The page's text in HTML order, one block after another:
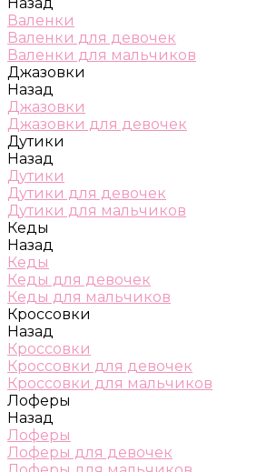
Валенки
Валенки для девочек
Валенки для мальчиков
Джазовки
Назад
Джазовки
Джазовки для девочек
Дутики
Назад
Дутики
Дутики для девочек
Дутики для мальчиков
Кеды
Назад
Кеды
Кеды для девочек
Кеды для мальчиков
Кроссовки
Назад
Кроссовки
Кроссовки для девочек
Кроссовки для мальчиков
Лоферы
Назад
Лоферы
Лоферы для девочек